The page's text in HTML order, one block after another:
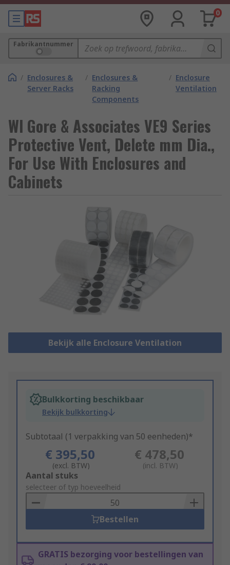
0
Fabrikantnummer
/ Enclosures &
Server Racks
/ Enclosures &
Racking
Components
/ Enclosure
Ventilation
Wl Gore & Associates VE9 Series
Protective Vent, Delete mm Dia.,
For Use With Enclosures and
Cabinets
Bekijk alle Enclosure Ventilation
Bulkkorting beschikbaar
Bekijk bulkkorting
Subtotaal (1 verpakking van 50 eenheden)*
€ 395,50
(excl. BTW)
€ 478,50
(incl. BTW)
Add
to
Basket
Aantal stuks
selecteer of typ hoeveelheid
Bestellen
GRATIS bezorging voor bestellingen van